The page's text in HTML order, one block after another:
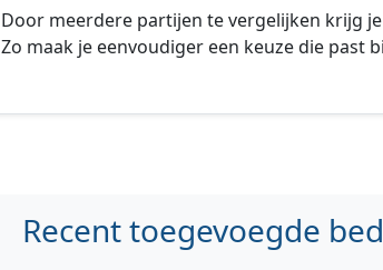
Door meerdere partijen te vergelijken krijg
Zo maak je eenvoudiger een keuze die past
Recent toegevoegde